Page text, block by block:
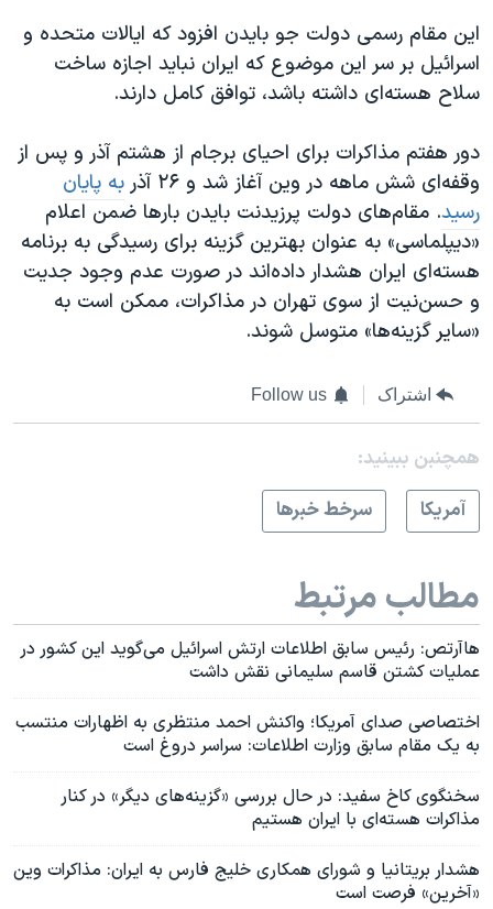
این مقام رسمی دولت جو بایدن افزود که ایالات متحده و
اسرائیل بر سر این موضوع که ایران نباید اجازه ساخت
سلاح هسته‌ای داشته باشد، توافق کامل دارند.
دور هفتم مذاکرات برای احیای برجام از هشتم آذر و پس از
وقفه‌ای شش ماهه در وین آغاز شد و ۲۶ آذر
به پایان
رسید. مقام‌های دولت پرزیدنت بایدن بارها ضمن اعلام
«دیپلماسی» به عنوان بهترین گزینه برای رسیدگی به برنامه
هسته‌ای ایران هشدار داده‌اند در صورت عدم وجود جدیت
و حسن‌نیت از سوی تهران در مذاکرات، ممکن است به
«سایر گزینه‌ها» متوسل شوند.
اشتراک Follow us
همچنبن ببینید:
آمريکا
سرخط خبرها
مطالب مرتبط
هاآرتص: رئیس سابق اطلاعات ارتش اسرائيل می‌گوید این کشور در
عملیات کشتن قاسم سلیمانی نقش داشت
اختصاصی صدای آمریکا؛ واکنش احمد منتظری به اظهارات منتسب
به یک مقام سابق وزارت اطلاعات: سراسر دروغ است
سخنگوی کاخ سفید: در حال بررسی «گزینه‌های دیگر» در کنار
مذاکرات هسته‌ای با ایران هستیم
هشدار بریتانیا و شورای همکاری خلیج فارس به ایران: مذاکرات وین
«آخرین» فرصت است